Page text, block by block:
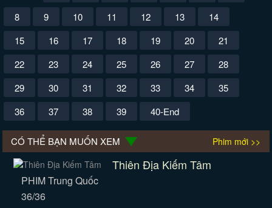
8
9 10 11 12 13
14
15
16 17 18 19 20
21
22
23 24 25 26 27
28
29
30 31 32 33 34
35
36
37 38 39 40-End
CÓ THỂ BẠN MUỐN XEM Phim mới >>
Thiên Địa Kiếm Tâm
PHIM Trung Quốc
36/36